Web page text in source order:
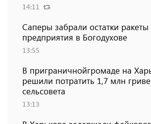
14:11
Саперы забрали остатки ракеты
предприятия в Богодухове
13:55
В приграничнойгромаде на
решили потратить 1,7 млн
сельсовета
13:13